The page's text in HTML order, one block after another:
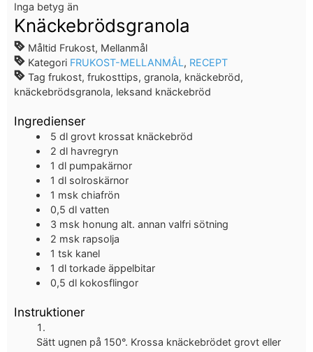
Inga betyg än
Knäckebrödsgranola
Måltid Frukost, Mellanmål
Kategori FRUKOST-MELLANMÅL , RECEPT
Tag frukost, frukosttips, granola, knäckebröd,
knäckebrödsgranola, leksand knäckebröd
Ingredienser
5 dlgrovt krossat knäckebröd
2 dl havregryn
1 dl pumpakärnor
1 dl solroskärnor
1 msk chiafrön
0,5 dl vatten
3 msk honung alt. annan valfri sötning
2 msk rapsolja
1 tsk kanel
1 dl torkade äppelbitar
0,5 dl kokosflingor
Instruktioner
Sätt ugnen på 150°. Krossa knäckebrödet grovt eller